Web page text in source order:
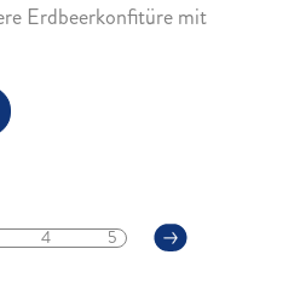
Erdbeerkonfitüre mit
4 5